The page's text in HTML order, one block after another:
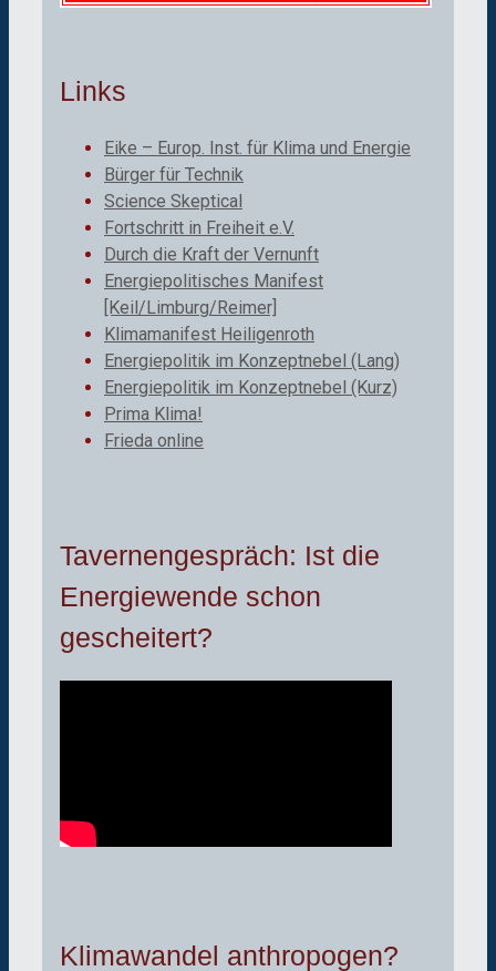
Links
Eike – Europ. Inst. für Klima und Energie
Bürger für Technik
Science Skeptical
Fortschritt in Freiheit e.V.
Durch die Kraft der Vernunft
Energiepolitisches Manifest
[Keil/Limburg/Reimer]
Klimamanifest Heiligenroth
Energiepolitik im Konzeptnebel (Lang)
Energiepolitik im Konzeptnebel (Kurz)
Prima Klima!
Frieda online
Tavernengespräch: Ist die
Energiewende schon
gescheitert?
Klimawandel anthropogen?